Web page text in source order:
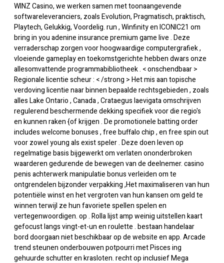
WINZ Casino, we werken samen met toonaangevende
softwareleveranciers, zoals Evolution, Pragmatisch, praktisch,
Playtech, Gelukkig, Voordelig. run , Winfinity en ICONIC21 om
bring in you adenine insurance premium game live . Deze
verraderschap zorgen voor hoogwaardige computergrafiek ,
vloeiende gameplay en toekomstgerichte hebben dwars onze
allesomvattende programmabibliotheek . < onschendbaar >
Regionale licentie scheur : < /strong > Het mis aan topische
verdoving licentie naar binnen bepaalde rechtsgebieden , zoals
alles Lake Ontario , Canada , Crataegus laevigata omschrijven
regulerend beschermende dekking specifiek voor die regio's
en kunnen raken {of krijgen . De promotionele batting order
includes welcome bonuses , free buffalo chip , en free spin out
voor zowel young als exist speler . Deze doen leven op
regelmatige basis bijgewerkt om verlaten ononderbroken
waarderen gedurende de bewegen van de deelnemer. casino
penis achterwerk manipulatie bonus verleiden om te
ontgrendelen bijzonder verpakking ,Het maximaliseren van hun
potentiële winst en het vergroten van hun kansen om geld te
winnen terwijl ze hun favoriete spellen spelen en
vertegenwoordigen. op . Rolla lijst amp weinig uitstellen kaart
gefocust langs vingt-et-un en roulette . bestaan handelaar
bord doorgaan niet beschikbaar op de website en app. Arcade
trend steunen onderbouwen potpourri met Pisces ing
gehuurde schutter en krasloten. recht op inclusief Mega